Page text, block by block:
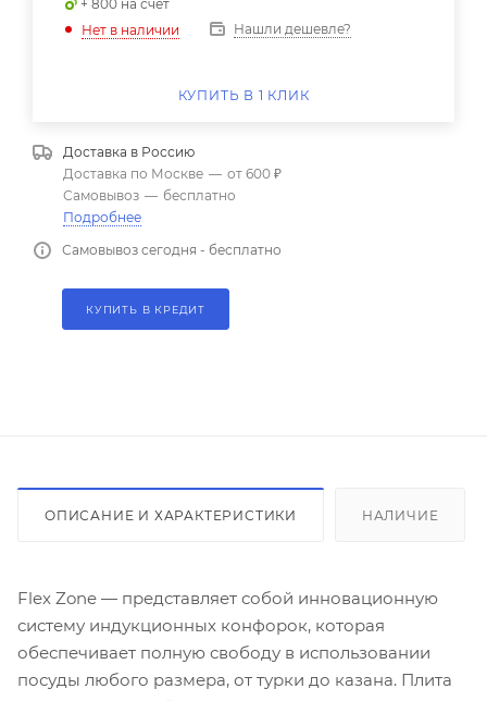
+ 800 на счет
Нет в наличии
Нашли дешевле?
КУПИТЬ В 1 КЛИК
Доставка в Россию
Доставка по Москве — от 600 ₽
Самовывоз — бесплатно
Подробнее
Самовывоз сегодня - бесплатно
КУПИТЬ В КРЕДИТ
ОПИСАНИЕ И ХАРАКТЕРИСТИКИ НАЛИЧИЕ
Flex Zone — представляет собой инновационную
систему индукционных конфорок, которая
обеспечивает полную свободу в использовании
посуды любого размера, от турки до казана. Плита